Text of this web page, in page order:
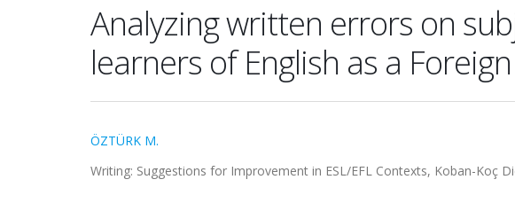
Analyzing written errors on
learners of English as a
ÖZTÜRK M.
Writing: Suggestions for Improvement in ESL/EFL Contexts, Koban-Koç